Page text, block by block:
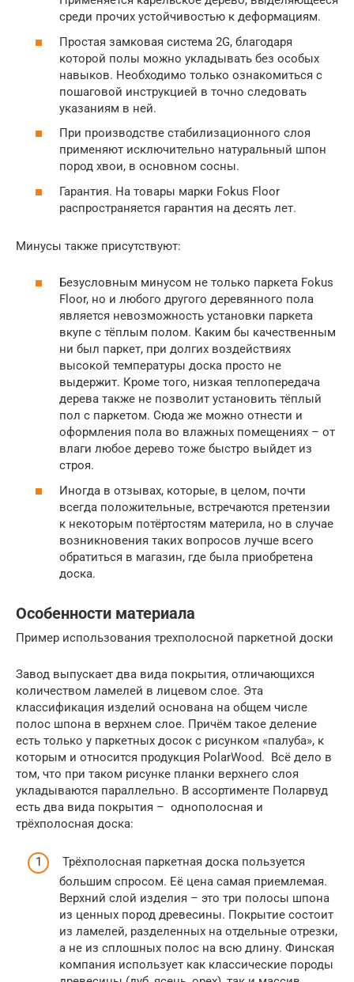
среди прочих устойчивостью к деформациям.
Простая замковая система 2G, благодаря
которой полы можно укладывать без особых
навыков. Необходимо только ознакомиться с
пошаговой инструкцией в точно следовать
указаниям в ней.
При производстве стабилизационного слоя
применяют исключительно натуральный шпон
пород хвои, в основном сосны.
Гарантия. На товары марки Fokus Floor
распространяется гарантия на десять лет.
Минусы также присутствуют:
Безусловным минусом не только паркета Fokus
Floor, но и любого другого деревянного пола
является невозможность установки паркета
вкупе с тёплым полом. Каким бы качественным
ни был паркет, при долгих воздействиях
высокой температуры доска просто не
выдержит. Кроме того, низкая теплопередача
дерева также не позволит установить тёплый
пол с паркетом. Сюда же можно отнести и
оформления пола во влажных помещениях – от
влаги любое дерево тоже быстро выйдет из
строя.
Иногда в отзывах, которые, в целом, почти
всегда положительные, встречаются претензии
к некоторым потёртостям материла, но в случае
возникновения таких вопросов лучше всего
обратиться в магазин, где была приобретена
доска.
Особенности материала
Пример использования трехполосной паркетной доски
Завод выпускает два вида покрытия, отличающихся
количеством ламелей в лицевом слое. Эта
классификация изделий основана на общем числе
полос шпона в верхнем слое. Причём такое деление
есть только у паркетных досок с рисунком «палуба», к
которым и относится продукция PolarWood. Всё дело в
том, что при таком рисунке планки верхнего слоя
укладываются параллельно. В ассортименте Поларвуд
есть два вида покрытия – однополосная и
трёхполосная доска:
Трёхполосная паркетная доска пользуется
большим спросом. Её цена самая приемлемая.
Верхний слой изделия – это три полосы шпона
из ценных пород древесины. Покрытие состоит
из ламелей, разделенных на отдельные отрезки,
а не из сплошных полос на всю длину. Финская
компания использует как классические породы